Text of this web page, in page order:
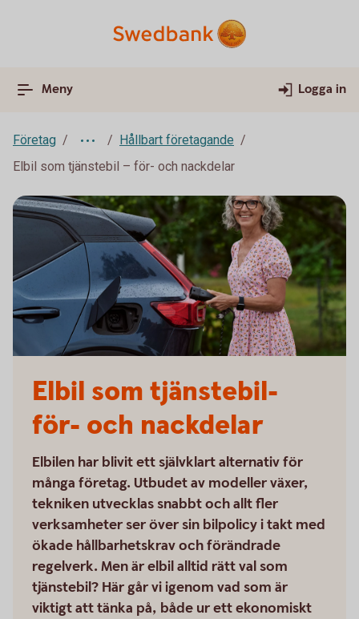
Meny Logga in
Företag
Hållbart företagande
Elbil som tjänstebil – för- och nackdelar
Elbil som tjänstebil-
för- och nackdelar
Elbilen har blivit ett självklart alternativ för
många företag. Utbudet av modeller växer,
tekniken utvecklas snabbt och allt fler
verksamheter ser över sin bilpolicy i takt med
ökade hållbarhetskrav och förändrade
regelverk. Men är elbil alltid rätt val som
tjänstebil? Här går vi igenom vad som är
viktigt att tänka på, både ur ett ekonomiskt